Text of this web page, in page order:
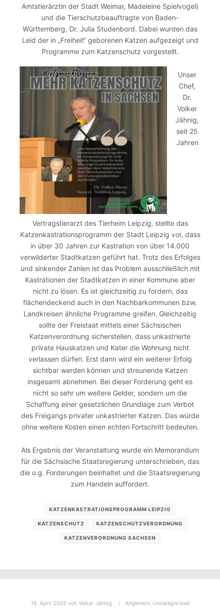
Amtstierärztin der Stadt Weimar, Madeleine Spielvogel)
und die Tierschutzbeauftragte von Baden-
Württemberg, Dr. Julia Studenbord. Dabei wurden das
Leid der in „Freiheit“ geborenen Katzen aufgezeigt und
Programme zum Katzenschutz vorgestellt.
Unser
Chef,
Dr.
Volker
Jähnig,
seit 25
Jahren
Vertragstierarzt des Tierheim Leipzig, stellte das
Katzenkastrationsprogramm der Stadt Leipzig vor, dass
in über 30 Jahren zur Kastration von über 14.000
verwilderter Stadtkatzen geführt hat. Trotz des Erfolges
und sinkender Zahlen ist das Problem ausschließlich mit
Kastrationen der Stadtkatzen in einer Kommune aber
nicht zu lösen. Es ist gleichzeitig zu fordern, das
flächendeckend auch in den Nachbarkommunen bzw.
Landkreisen ähnliche Programme greifen. Gleichzeitig
sollte der Freistaat mittels einer Sächsischen
Katzenverordnung sicherstellen, dass unkastrierte
private Hauskatzen und Kater die Wohnung nicht
verlassen dürfen. Erst dann wird ein weiterer Erfolg
sichtbar werden können und streunende Katzen
insgesamt abnehmen. Bei dieser Forderung geht es
nicht so sehr um weitere Gelder, sondern um die
Schaffung einer gesetzlichen Grundlage zum Verbot
des Freigangs privater unkastrierter Katzen. Das würde
ohne weitere Kosten einen echten Fortschritt bedeuten.
Als Ergebnis der Veranstaltung wurde ein Memorandum
für die Sächsische Staatsregierung unterschrieben, das
die o.g. Forderungen beinhaltet und die Staatsregierung
zum Handeln auffordert.
KATZENKASTRATIONSPROGRAMM LEIPZIG
KATZENSCHUTZ KATZENSCHUTZVERORDNUNG
KATZENVERORDNUNG SACHSEN
18. April 2025 von Volker Jähnig Allgemein, Uncategorized